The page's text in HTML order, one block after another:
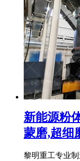
新能源粉
蒙磨,超细
黎明重工专业